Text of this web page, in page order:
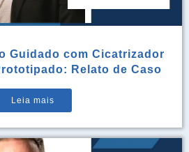
Guidado com Cicatrizador
Relato de Caso
Leia mais